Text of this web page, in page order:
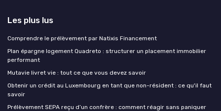
Les plus lus
Comprendre le prélèvement par Natixis Financement
Plan épargne logement Quadreto : structurer un placement immobilier
performant
Mutavie livret vie : tout ce que vous devez savoir
Obtenir un crédit au Luxembourg en tant que non-résident : ce qu'il faut
savoir
Prélèvement SEPA reçu d’un confrère : comment réagir sans paniquer